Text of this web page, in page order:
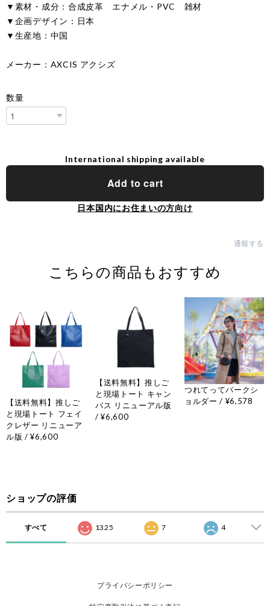
▼素材・成分：合成皮革 エナメル・PVC 雑材
▼企画デザイン：日本
▼生産地：中国
メーカー：AXCIS アクシズ
数量
International shipping available
Add to cart
日本国内にお住まいの方向け
通報する
こちらの商品もおすすめ
【送料無料】推しご
と現場トート フェイ
クレザー リニューア
ル版 / ¥6,600
【送料無料】推しご
と現場トート キャン
バス リニューアル版
/ ¥6,600
つれてってパークシ
ョルダー / ¥6,578
ショップの評価
すべて 1325 7 4
プライバシーポリシー